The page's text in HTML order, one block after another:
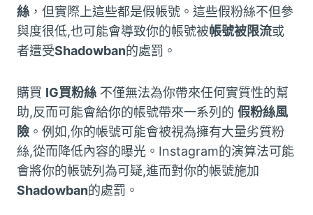
絲 ，但實際上這些都是假帳號。這些假粉絲不但參
與度很低,也可能會導致你的帳號被帳號被限流或
者遭受Shadowban的處罰。
購買 IG買粉絲 不僅無法為你帶來任何實質性的幫
助,反而可能會給你的帳號帶來一系列的 假粉絲風
險 。例如,你的帳號可能會被視為擁有大量劣質粉
絲,從而降低內容的曝光。Instagram的演算法可能
會將你的帳號列為可疑,進而對你的帳號施加
Shadowban的處罰。